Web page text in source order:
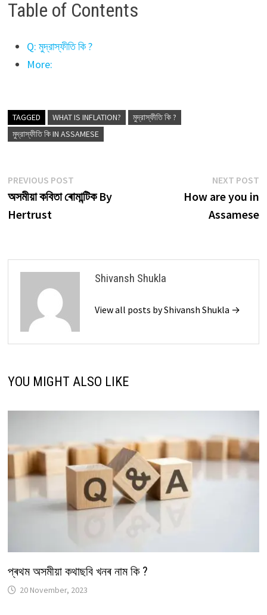
Table of Contents
Q: মুদ্রাস্ফীতি কি ?
More:
TAGGED WHAT IS INFLATION?
মুদ্রাস্ফীতি কি ?
মুদ্রাস্ফীতি কি IN ASSAMESE
Post
navigation
PREVIOUS POSTPrevious
post:
অসমীয়া কবিতা ৰোমান্টিক By
Hertrust
NEXT POST
How are you in
Assamese
Shivansh Shukla
View all posts by Shivansh Shukla →
YOU MIGHT ALSO LIKE
প্ৰথম অসমীয়া কথাছবি খনৰ নাম কি ?
20 November, 2023